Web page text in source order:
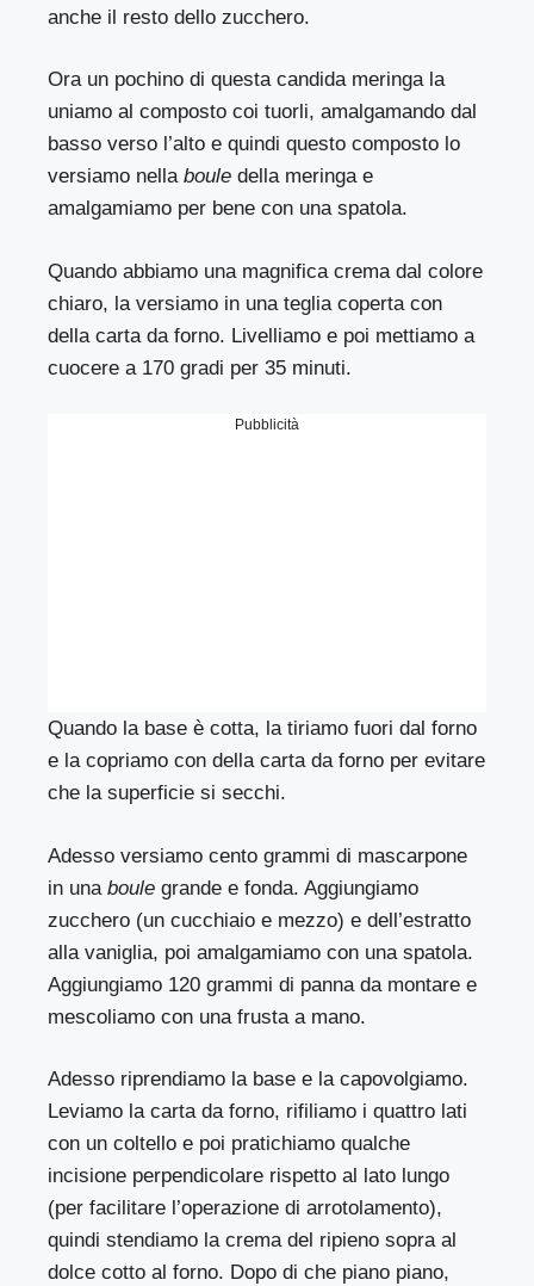
anche il resto dello zucchero.
Ora un pochino di questa candida meringa la
uniamo al composto coi tuorli, amalgamando dal
basso verso l’alto e quindi questo composto lo
versiamo nellaboule della meringa e
amalgamiamo per bene con una spatola.
Quando abbiamo una magnifica crema dal colore
chiaro, la versiamo in una teglia coperta con
della carta da forno. Livelliamo e poi mettiamo a
cuocere a 170 gradi per 35 minuti.
Pubblicità
Quando la base è cotta, la tiriamo fuori dal forno
e la copriamo con della carta da forno per evitare
che la superficie si secchi.
Adesso versiamo cento grammi di mascarpone
in unaboule grande e fonda. Aggiungiamo
zucchero (un cucchiaio e mezzo) e dell’estratto
alla vaniglia, poi amalgamiamo con una spatola.
Aggiungiamo 120 grammi di panna da montare e
mescoliamo con una frusta a mano.
Adesso riprendiamo la base e la capovolgiamo.
Leviamo la carta da forno, rifiliamo i quattro lati
con un coltello e poi pratichiamo qualche
incisione perpendicolare rispetto al lato lungo
(per facilitare l’operazione di arrotolamento),
quindi stendiamo la crema del ripieno sopra al
dolce cotto al forno. Dopo di che piano piano,